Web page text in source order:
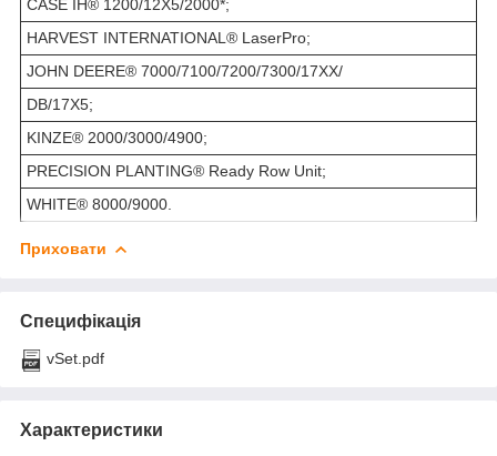
CASE IH® 1200/12X5/2000*;
HARVEST INTERNATIONAL® LaserPro;
JOHN DEERE® 7000/7100/7200/7300/17XX/
DB/17X5;
KINZE® 2000/3000/4900;
PRECISION PLANTING® Ready Row Unit;
WHITE® 8000/9000.
Приховати
Специфікація
vSet.pdf
Характеристики